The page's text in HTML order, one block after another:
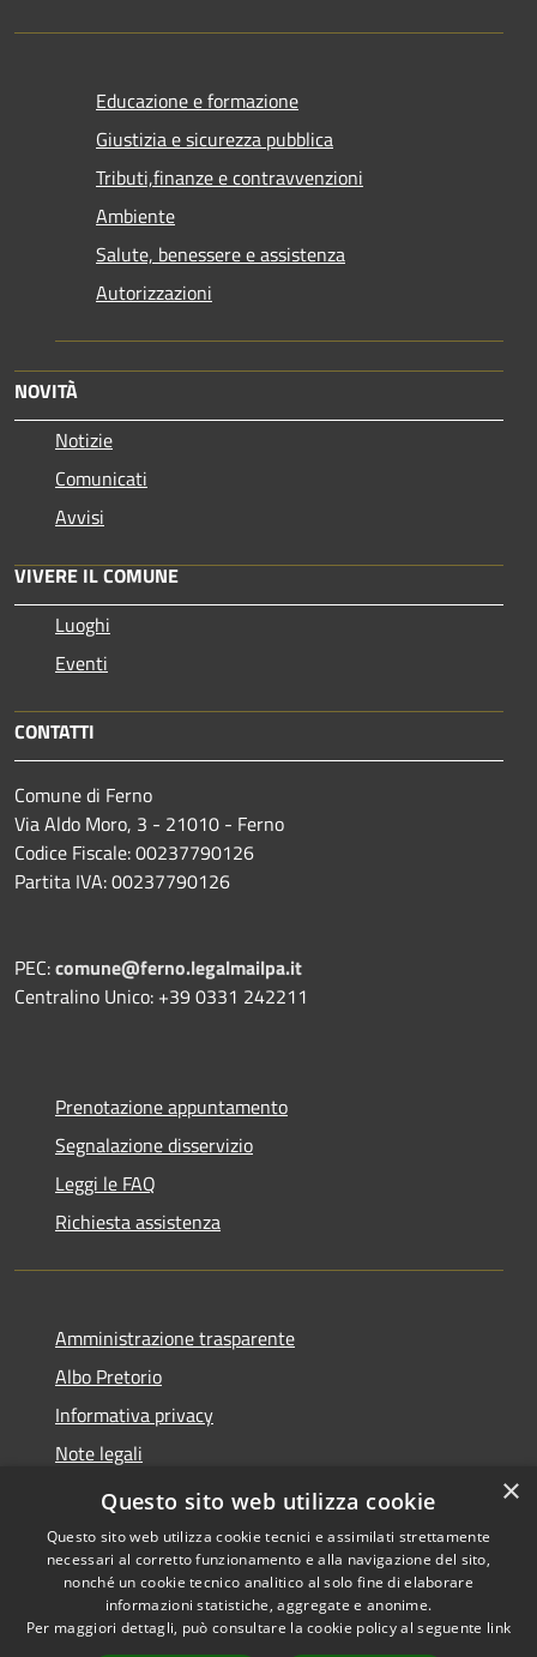
Educazione e formazione
Giustizia e sicurezza pubblica
Tributi,finanze e contravvenzioni
Ambiente
Salute, benessere e assistenza
Autorizzazioni
NOVITÀ
Notizie
Comunicati
Avvisi
VIVERE IL COMUNE
Luoghi
Eventi
CONTATTI
Comune di Ferno
Via Aldo Moro, 3 - 21010 - Ferno
Codice Fiscale: 00237790126
Partita IVA: 00237790126
PEC:comune@ferno.legalmailpa.it
Centralino Unico: +39 0331 242211
Prenotazione appuntamento
Segnalazione disservizio
Leggi le FAQ
Richiesta assistenza
Amministrazione trasparente
Albo Pretorio
Informativa privacy
Note legali
Dichiarazione di accessibilità
Accessibilità
Copyright © 2026 • Comune di
Ferno • Powered by
×
Questo sito web utilizza cookie
Questo sito web utilizza cookie tecnici e assimilati strettamente
necessari al corretto funzionamento e alla navigazione del sito,
nonché un cookie tecnico analitico al solo fine di elaborare
informazioni statistiche, aggregate e anonime.
Per maggiori dettagli, può consultare la cookie policy al seguente link